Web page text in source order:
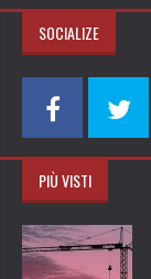
SOCIALIZE
PIÙ VISTI